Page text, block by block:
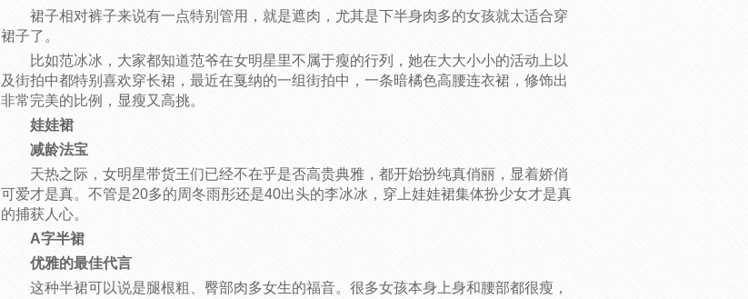
裙子相对裤子来说有一点特别管用，就是遮肉，尤其是下半身肉多的女孩就太适合穿
裙子了。
比如范冰冰，大家都知道范爷在女明星里不属于瘦的行列，她在大大小小的活动上以
及街拍中都特别喜欢穿长裙，最近在戛纳的一组街拍中，一条暗橘色高腰连衣裙，修饰出
非常完美的比例，显瘦又高挑。
娃娃裙
减龄法宝
天热之际，女明星带货王们已经不在乎是否高贵典雅，都开始扮纯真俏丽，显着娇俏
可爱才是真。不管是20多的周冬雨彤还是40出头的李冰冰，穿上娃娃裙集体扮少女才是真
的捕获人心。
A字半裙
优雅的最佳代言
这种半裙可以说是腿根粗、臀部肉多女生的福音。很多女孩本身上身和腰部都很瘦，